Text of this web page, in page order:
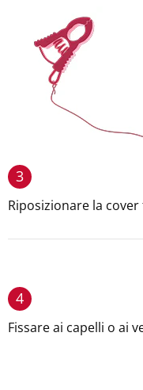
3
Riposizionare la
4
Fissare ai capelli o ai